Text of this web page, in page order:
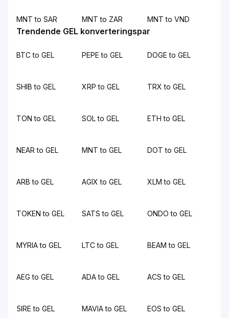
MNT to SAR MNT to ZAR MNT to VND
Trendende GEL konverteringspar
BTC to GEL PEPE to GEL DOGE to GEL
SHIB to GEL XRP to GEL TRX to GEL
TON to GEL SOL to GEL ETH to GEL
NEAR to GEL MNT to GEL DOT to GEL
ARB to GEL AGIX to GEL XLM to GEL
TOKEN to GEL SATS to GEL ONDO to GEL
MYRIA to GEL LTC to GEL BEAM to GEL
AEG to GEL ADA to GEL ACS to GEL
5IRE to GEL MAVIA to GEL EOS to GEL